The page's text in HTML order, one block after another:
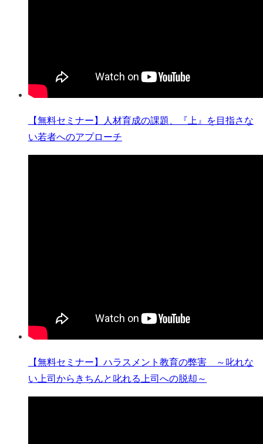
【無料セミナー】人材育成の課題、『上』を目指さな
い若者へのアプローチ
【無料セミナー】ハラスメント教育の弊害 ～叱れな
い上司からきちんと叱れる上司への脱却～